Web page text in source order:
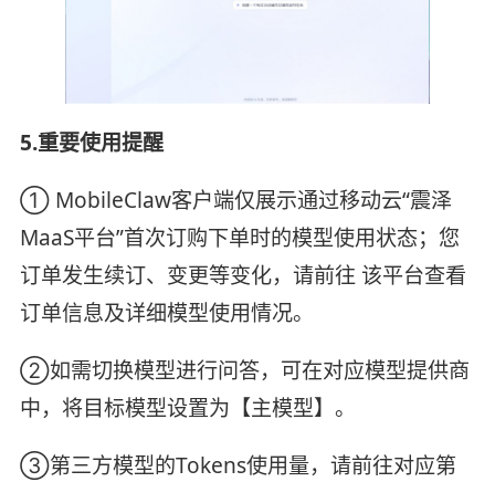
5.重要使用提醒
① MobileClaw客户端仅展示通过移动云“震泽
MaaS平台”首次订购下单时的模型使用状态；您
订单发生续订、变更等变化，请前往 该平台查看
订单信息及详细模型使用情况。
②如需切换模型进行问答，可在对应模型提供商
中，将目标模型设置为【主模型】。
③第三方模型的Tokens使用量，请前往对应第